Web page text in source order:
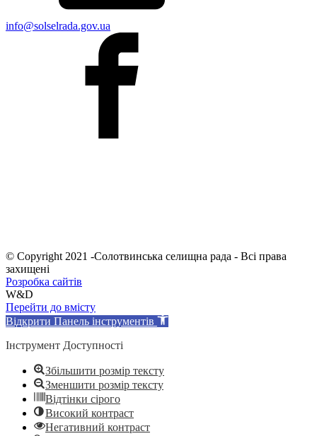
info@solselrada.gov.ua
© Copyright 2021 -Солотвинська селищна рада - Всі права
захищені
Розробка сайтів
W&D
Перейти до вмісту
Відкрити Панель інструментів
Інструмент Доступності
Збільшити розмір тексту
Зменшити розмір тексту
Відтінки сірого
Високий контраст
Негативний контраст